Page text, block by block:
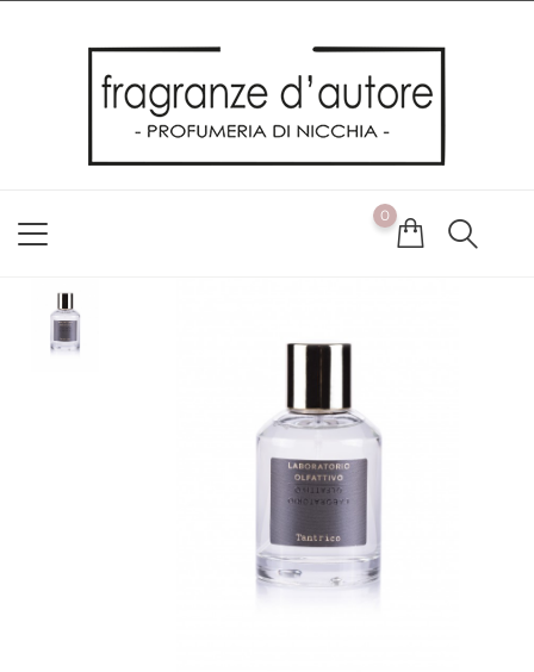
Utilizziamo i cookie per offrirti la migliore esperienza possibile
sul nostro sito web. Cliccando su OK, acconsenti alla nostra
politica sui cookie. Se desideri modificare le tue preferenze sui
cookie, puoi farlo
0